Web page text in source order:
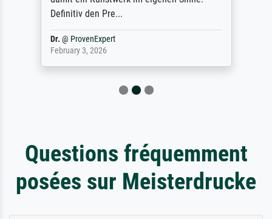
Definitiv den Pre...
Dr. @ ProvenExpert
February 3, 2026
Questions fréquemment
posées sur Meisterdrucke